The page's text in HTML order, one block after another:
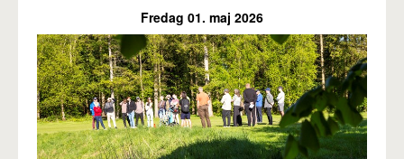
Fredag 01. maj 2026